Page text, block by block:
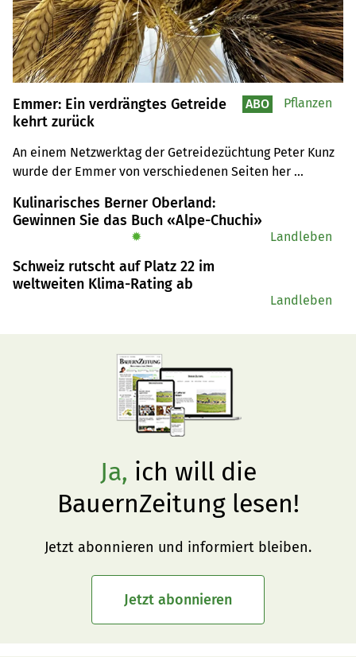
Emmer: Ein verdrängtes Getreide
kehrt zurück
An einem Netzwerktag der Getreidezüchtung Peter Kunz
wurde der Emmer von verschiedenen Seiten her
ABO Pflanzen
Kulinarisches Berner Oberland:
Gewinnen Sie das Buch «Alpe-Chuchi»
✹ Landleben
Schweiz rutscht auf Platz 22 im
weltweiten Klima-Rating ab
Landleben
Ja, ich will die
BauernZeitung lesen!
Jetzt abonnieren und informiert bleiben.
Jetzt abonnieren